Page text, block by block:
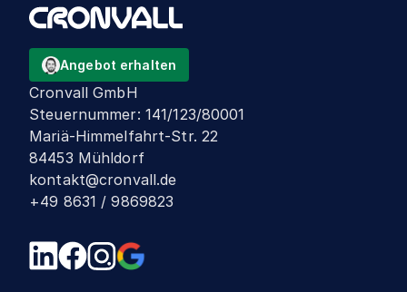
Angebot erhalten
Cronvall GmbH
Steuernummer: 141/123/80001
Mariä-Himmelfahrt-Str. 22
84453 Mühldorf
kontakt@cronvall.de
+49 8631 / 9869823